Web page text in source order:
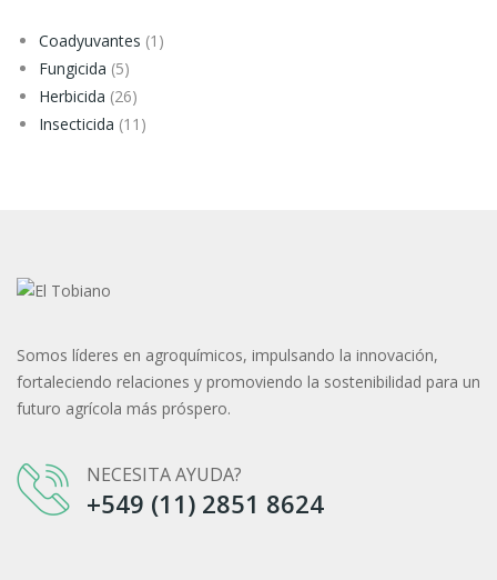
Coadyuvantes 1 1
Fungicida 55
productos
Herbicida 2626
productos
Insecticida 11 11
Somos líderes en agroquímicos, impulsando la innovación,
fortaleciendo relaciones y promoviendo la sostenibilidad para un
futuro agrícola más próspero.
NECESITA AYUDA?
+549 (11) 2851 8624‬